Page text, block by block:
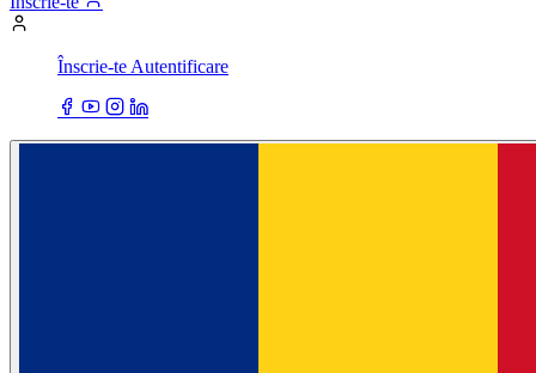
Înscrie-te Autentificare